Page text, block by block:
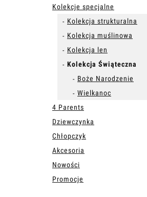
Kolekcje specjalne
Kolekcja strukturalna
Kolekcja muślinowa
Kolekcja len
Kolekcja Świąteczna
Boże Narodzenie
Wielkanoc
4 Parents
Dziewczynka
Chłopczyk
Akcesoria
Nowości
Promocje